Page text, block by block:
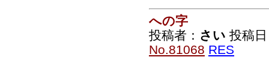
への字
投稿者： さい 投稿
No.81068 RES